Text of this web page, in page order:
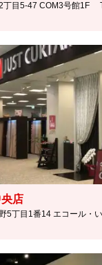
丁目5-47 COM3号館1F
店
5丁目1番14 エコール・